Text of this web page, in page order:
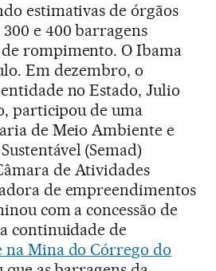
estimativas de órgãos
e 400 barragens
rompimento. O Ibama
Em dezembro, o
no Estado, Julio
participou de uma
de Meio Ambiente e
(Semad)
de Atividades
de empreendimentos
com a concessão de
continuidade de
na Mina do Córrego do